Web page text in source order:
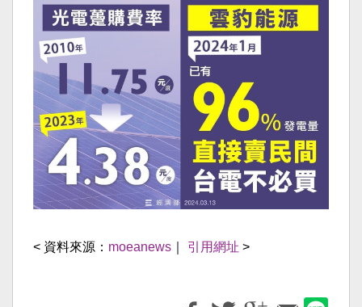
< 資料來源： moeanews 引用網址 >